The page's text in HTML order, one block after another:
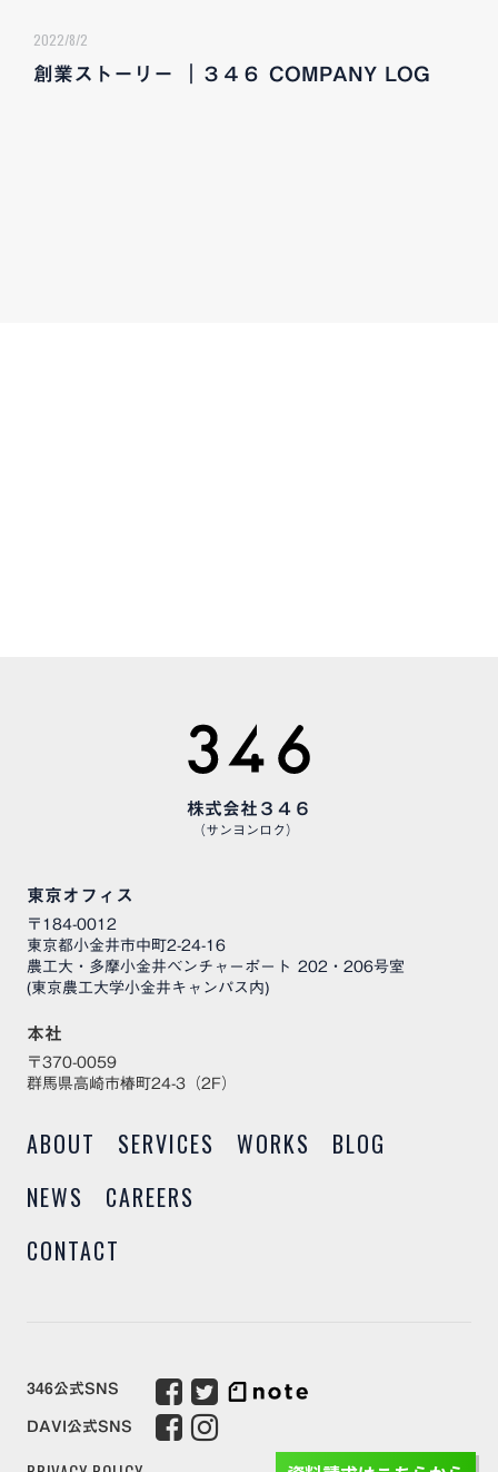
2022/8/2
創業ストーリー ｜３４６ COMPANY LOG
株式会社３４６
（サンヨンロク）
東京オフィス
〒184-0012
東京都小金井市中町2-24-16
農工大・多摩小金井ベンチャーポート 202・206号室
(東京農工大学小金井キャンパス内)
本社
〒370-0059
群馬県高崎市椿町24-3（2F）
ABOUT SERVICES WORKS
BLOG
NEWS
CAREERS
CONTACT
346公式SNS
DAVI公式SNS